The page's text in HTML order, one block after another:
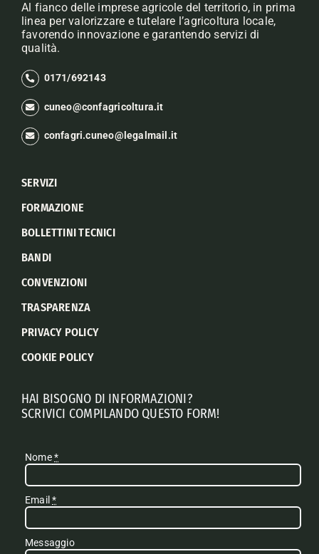
Al fianco delle imprese agricole del territorio, in prima
linea per valorizzare e tutelare l’agricoltura locale,
favorendo innovazione e garantendo servizi di
qualità.
0171/692143
cuneo@confagricoltura.it
confagri.cuneo@legalmail.it
SERVIZI
FORMAZIONE
BOLLETTINI TECNICI
BANDI
CONVENZIONI
TRASPARENZA
PRIVACY POLICY
COOKIE POLICY
HAI BISOGNO DI INFORMAZIONI?
SCRIVICI COMPILANDO QUESTO FORM!
Nome*
Email*
Messaggio